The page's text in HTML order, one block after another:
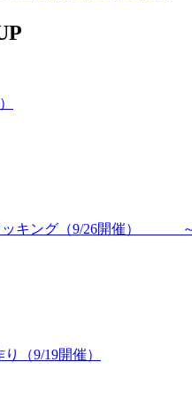
ッキング（9/26開催） ～
（9/19開催）